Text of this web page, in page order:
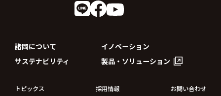
諸岡について
イノベーション
サステナビリティ
製品・ソリューション
トピックス 採用情報 お問い合わせ